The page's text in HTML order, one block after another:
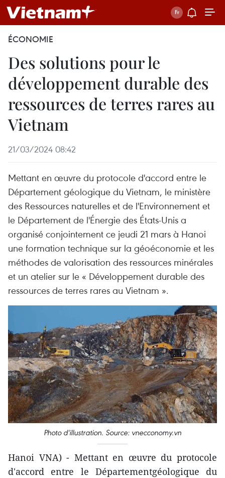
ÉCONOMIE
Des solutions pour le
développement durable des
ressources de terres rares au
Vietnam
21/03/2024 08:42
Mettant en œuvre du protocole d'accord entre le
Département géologique du Vietnam, le ministère
des Ressources naturelles et de l'Environnement et
le Département de l'Énergie des États-Unis a
organisé conjointement ce jeudi 21 mars à Hanoi
une formation technique sur la géoéconomie et les
méthodes de valorisation des ressources minérales
et un atelier sur le « Développement durable des
ressources de terres rares au Vietnam ».
Photo d'illustration. Source: vnecconomy.vn
Hanoi VNA) - Mettant en œuvre du protocole
d'accord entre le Départementgéologique du